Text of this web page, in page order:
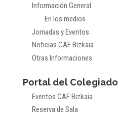
Información General
En los medios
Jornadas y Eventos
Noticias CAF Bizkaia
Otras Informaciones
Portal del Colegiado
Eventos CAF Bizkaia
Reserva de Sala